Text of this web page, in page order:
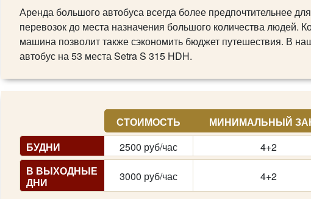
Аренда большого автобуса всегда более предпочтительнее
перевозок до места назначения большого количества людей.
машина позволит также сэкономить бюджет путешествия. В
автобус на 53 места Setra S 315 HDH.
СТОИМОСТЬ МИНИМАЛЬНЫЙ
БУДНИ
2500 руб/час 4+2
В ВЫХОДНЫЕ
ДНИ
3000 руб/час 4+2